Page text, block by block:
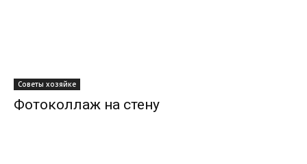
Советы хозяйке
Фотоколлаж на стену